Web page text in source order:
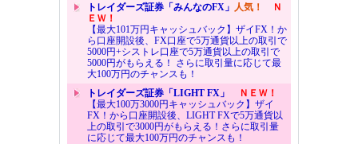
トレイダーズ証券「みんなのFX」 人気！
Ｎ
ＥＷ！
【最大101万円キャッシュバック】ザイFX！か
ら口座開設後、FX口座で5万通貨以上の取引で
5000円+シストレ口座で5万通貨以上の取引で
5000円がもらえる！ さらに取引量に応じて最
大100万円のチャンスも！
トレイダーズ証券「LIGHT FX」
ＮＥＷ！
【最大100万3000円キャッシュバック】ザイ
FX！から口座開設後、LIGHT FXで5万通貨以
上の取引で3000円がもらえる！さらに取引量
に応じて最大100万円のチャンスも！